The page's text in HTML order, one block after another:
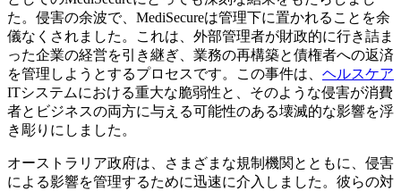
た。侵害の余波で、MediSecureは管理下に置かれることを余
儀なくされました。これは、外部管理者が財政的に行き詰ま
った企業の経営を引き継ぎ、業務の再構築と債権者への返済
を管理しようとするプロセスです。この事件は、 ヘルスケア
ITシステムにおける重大な脆弱性と、そのような侵害が消費
者とビジネスの両方に与える可能性のある壊滅的な影響を浮
き彫りにしました。
オーストラリア政府は、さまざまな規制機関とともに、侵害
による影響を管理するために迅速に介入しました。彼らの対